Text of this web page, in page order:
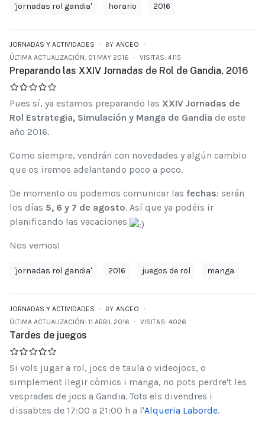
'jornadas rol gandia' horario 2016
JORNADAS Y ACTIVIDADES BY ANCEO
ÚLTIMA ACTUALIZACIÓN: 01 MAY 2016
VISITAS: 4115
Preparando las XXIV Jornadas de Rol de Gandia, 2016
Pues sí, ya estamos preparando las XXIV Jornadas de
Rol Estrategia, Simulación y Manga de Gandia de este
año 2016.
Como siempre, vendrán con novedades y algún cambio
que os iremos adelantando poco a poco.
De momento os podemos comunicar las fechas: serán
los días 5, 6 y 7 de agosto. Así que ya podéis ir
planificando las vacaciones
Nos vemos!
'jornadas rol gandia' 2016 juegos de rol manga
JORNADAS Y ACTIVIDADES BY ANCEO
ÚLTIMA ACTUALIZACIÓN: 11 ABRIL 2016
VISITAS: 4026
Tardes de juegos
Si vols jugar a rol, jocs de taula o videojocs, o
simplement llegir còmics i manga, no pots perdre't les
vesprades de jocs a Gandia. Tots els divendres i
dissabtes de 17:00 a 21:00 h a l'Alqueria Laborde.